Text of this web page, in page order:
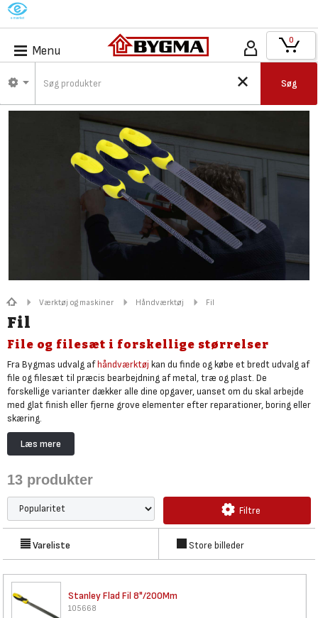
M
Menu
Søg
0
Værktøj og maskiner Håndværktøj Fil
Fil
File og filesæt i forskellige størrelser
Fra Bygmas udvalg afhåndværktøj kan du finde og købe et bredt udvalg af
file og filesæt til præcis bearbejdning af metal, træ og plast. De
forskellige varianter dækker alle dine opgaver, uanset om du skal arbejde
med glat finish eller fjerne grove elementer efter reparationer, boring eller
skæring.
I udvalget kan du købe flade, runde, halvrunde og trekantede file til din
værktøjskasse
, som egner sig til alt fra justering af beslag og bolte til
kædesavsfile til vedligeholdelse af din
greb og størrelse, er du altid velkommen i en af
Bygmas landsdækkende
butikker.
Med filesæt får du flere typer og grovheder samlet til værktøjskassen, så
Læs mere
13 produkter
Filtre
Vareliste Store billeder
Stanley Flad Fil 8"/200Mm
105668